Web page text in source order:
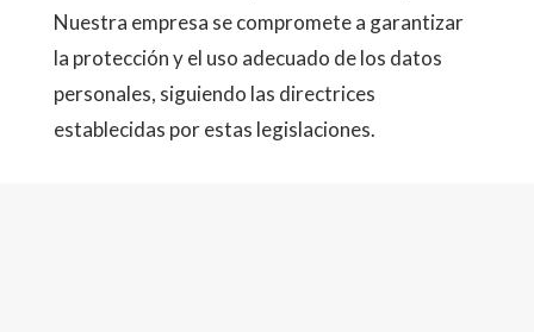
Nuestra empresa se compromete a garantizar
la protección y el uso adecuado de los datos
personales, siguiendo las directrices
establecidas por estas legislaciones.